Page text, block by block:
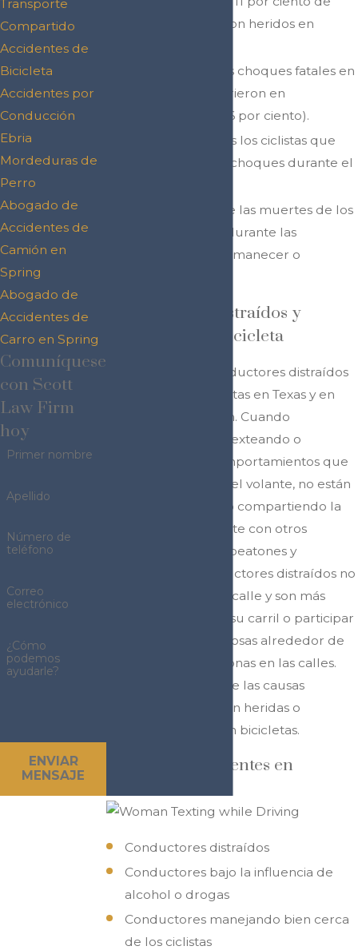
ciclistas que fueron heridos en
La mayoría de los choques fatales en
bicicleta no ocurrieron en
intersecciones (56 por ciento).
La mitad de todos los ciclistas que
murieron fue en choques durante el
Seis por ciento de las muertes de los
ciclistas sucedió durante las
condiciones del amanecer o
Conductores Distraídos y
Accidentes en Bicicleta
La epidemia de conductores distraídos
ha afectado los ciclistas en Texas y en
todo el país también. Cuando
conductores están texteando o
participando en comportamientos que
los distraen detrás del volante, no están
poniendo atención o compartiendo la
calle cuidadosamente con otros
motoristas, ciclistas, peatones y
motociclistas. Conductores distraídos no
ponen atención a la calle y son más
probables de dejar su carril o participar
en maniobras peligrosas alrededor de
ciclistas y otras personas en las calles.
Abajo hay algunas de las causas
comunes que causan heridas o
accidentes fatales en bicicletas.
Causas de Accidentes en
Conductores distraídos
Conductores bajo la influencia de
alcohol o drogas
Conductores manejando bien cerca
de los ciclistas
Transporte
Compartido
Accidentes de
Bicicleta
Accidentes por
Conducción
Ebria
Mordeduras de
Perro
Abogado de
Accidentes de
Camión en
Spring
Abogado de
Accidentes de
Carro en Spring
Comuníquese
con Scott
Law Firm
hoy
Primer nombre
Apellido
Número de
teléfono
Correo
electrónico
¿Cómo
podemos
ayudarle?
ENVIAR
MENSAJE